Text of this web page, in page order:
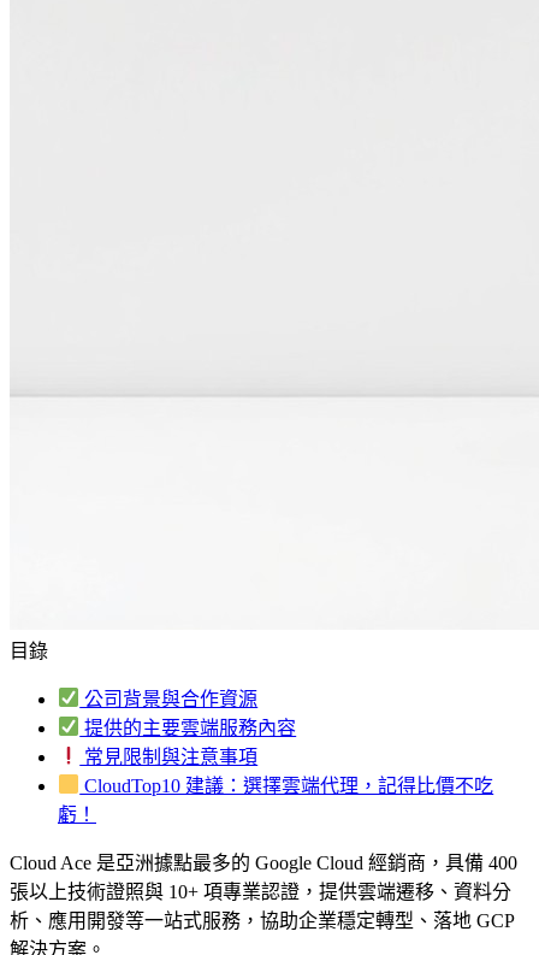
目錄
公司背景與合作資源
提供的主要雲端服務內容
常見限制與注意事項
CloudTop10 建議：選擇雲端代理，記得比價不吃
虧！
Cloud Ace 是亞洲據點最多的 Google Cloud 經銷商，具備 400
張以上技術證照與 10+ 項專業認證，提供雲端遷移、資料分
析、應用開發等一站式服務，協助企業穩定轉型、落地 GCP
解決方案。